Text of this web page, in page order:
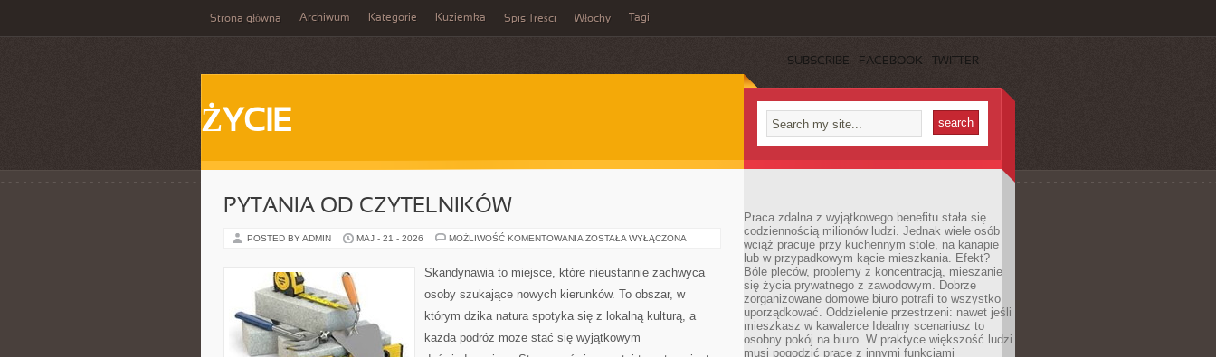
Strona główna Archiwum Kategorie Kuziemka Spis Treści Włochy Tagi
SUBSCRIBE FACEBOOK TWITTER
ŻYCIE
PYTANIA OD CZYTELNIKÓW
POSTED BY ADMIN MAJ - 21 - 2026 MOŻLIWOŚĆ KOMENTOWANIA PYTANIA
ZOSTAŁA WYŁĄCZONA
Skandynawia to miejsce, które nieustannie zachwyca
osoby szukające nowych kierunków. To obszar, w
którym dzika natura spotyka się z lokalną kulturą, a
każda podróż może stać się wyjątkowym
Praca zdalna z wyjątkowego benefitu stała się
codziennością milionów ludzi. Jednak wiele osób
wciąż pracuje przy kuchennym stole, na kanapie
lub w przypadkowym kącie mieszkania. Efekt?
Bóle pleców, problemy z koncentracją, mieszanie
się życia prywatnego z zawodowym. Dobrze
zorganizowane domowe biuro potrafi to wszystko
uporządkować. Oddzielenie przestrzeni: nawet jeśli
mieszkasz w kawalerce Idealny scenariusz to
osobny pokój na biuro. W praktyce większość ludzi
musi pogodzić pracę z innymi funkcjami